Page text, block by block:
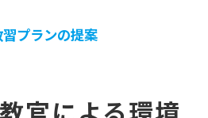
プランの提案